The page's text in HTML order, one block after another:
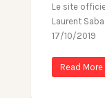
Le site
Laurent
17/10/2019
Read More